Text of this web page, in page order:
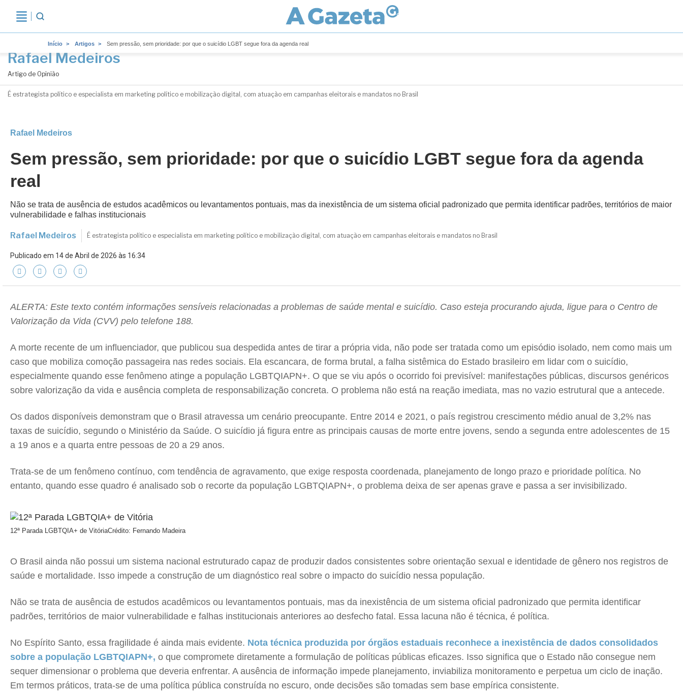
Início Artigos Sem pressão, sem prioridade: por que o suicídio LGBT segue fora da agenda real
Rafael Medeiros
Artigo de Opinião
É estrategista político e especialista em marketing político e mobilização digital, com atuação em campanhas eleitorais e mandatos no Brasil
Rafael Medeiros
Sem pressão, sem prioridade: por que o suicídio LGBT segue fora da agenda
real
Não se trata de ausência de estudos acadêmicos ou levantamentos pontuais, mas da inexistência de um sistema oficial padronizado que permita identificar padrões, territórios de maior
vulnerabilidade e falhas institucionais
Rafael Medeiros É estrategista político e especialista em marketing político e mobilização digital, com atuação em campanhas eleitorais e mandatos no Brasil
Publicado em 14 de Abril de 2026 às 16:34
ALERTA: Este texto contém informações sensíveis relacionadas a problemas de saúde mental e suicídio. Caso esteja procurando ajuda, ligue para o Centro de
Valorização da Vida (CVV) pelo telefone 188.
A morte recente de um influenciador, que publicou sua despedida antes de tirar a própria vida, não pode ser tratada como um episódio isolado, nem como mais um
caso que mobiliza comoção passageira nas redes sociais. Ela escancara, de forma brutal, a falha sistêmica do Estado brasileiro em lidar com o suicídio,
especialmente quando esse fenômeno atinge a população LGBTQIAPN+. O que se viu após o ocorrido foi previsível: manifestações públicas, discursos genéricos
sobre valorização da vida e ausência completa de responsabilização concreta. O problema não está na reação imediata, mas no vazio estrutural que a antecede.
Os dados disponíveis demonstram que o Brasil atravessa um cenário preocupante. Entre 2014 e 2021, o país registrou crescimento médio anual de 3,2% nas
taxas de suicídio, segundo o Ministério da Saúde. O suicídio já figura entre as principais causas de morte entre jovens, sendo a segunda entre adolescentes de 15
a 19 anos e a quarta entre pessoas de 20 a 29 anos.
Trata-se de um fenômeno contínuo, com tendência de agravamento, que exige resposta coordenada, planejamento de longo prazo e prioridade política. No
entanto, quando esse quadro é analisado sob o recorte da população LGBTQIAPN+, o problema deixa de ser apenas grave e passa a ser invisibilizado.
12ª Parada LGBTQIA+ de VitóriaCrédito: Fernando Madeira
O Brasil ainda não possui um sistema nacional estruturado capaz de produzir dados consistentes sobre orientação sexual e identidade de gênero nos registros de
saúde e mortalidade. Isso impede a construção de um diagnóstico real sobre o impacto do suicídio nessa população.
Não se trata de ausência de estudos acadêmicos ou levantamentos pontuais, mas da inexistência de um sistema oficial padronizado que permita identificar
padrões, territórios de maior vulnerabilidade e falhas institucionais anteriores ao desfecho fatal. Essa lacuna não é técnica, é política.
No Espírito Santo, essa fragilidade é ainda mais evidente. Nota técnica produzida por órgãos estaduais reconhece a inexistência de dados consolidados
sobre a população LGBTQIAPN+, o que compromete diretamente a formulação de políticas públicas eficazes. Isso significa que o Estado não consegue nem
sequer dimensionar o problema que deveria enfrentar. A ausência de informação impede planejamento, inviabiliza monitoramento e perpetua um ciclo de inação.
Em termos práticos, trata-se de uma política pública construída no escuro, onde decisões são tomadas sem base empírica consistente.